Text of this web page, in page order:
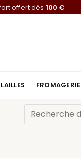
offert dès 100 €
FROMAGERIE